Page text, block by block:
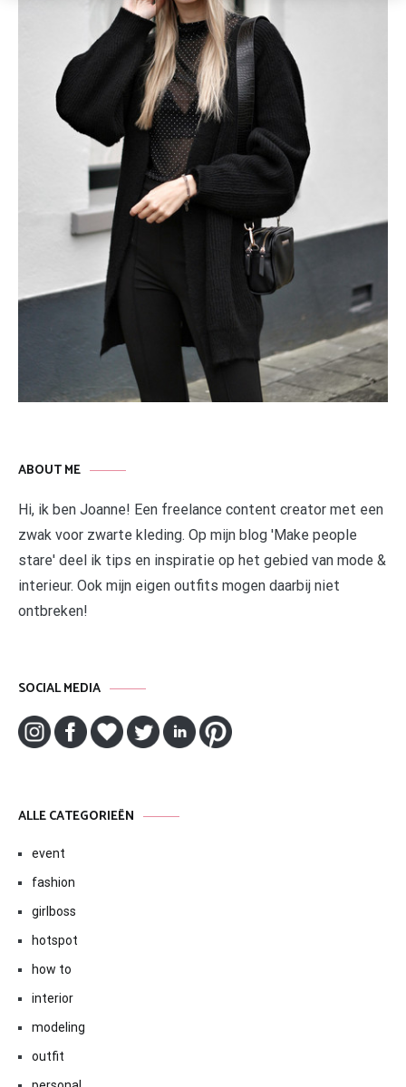
ABOUT ME
Hi, ik ben Joanne! Een freelance content creator met een
zwak voor zwarte kleding. Op mijn blog 'Make people
stare' deel ik tips en inspiratie op het gebied van mode &
interieur. Ook mijn eigen outfits mogen daarbij niet
ontbreken!
SOCIAL MEDIA
ALLE CATEGORIEËN
event
fashion
girlboss
hotspot
how to
interior
modeling
outfit